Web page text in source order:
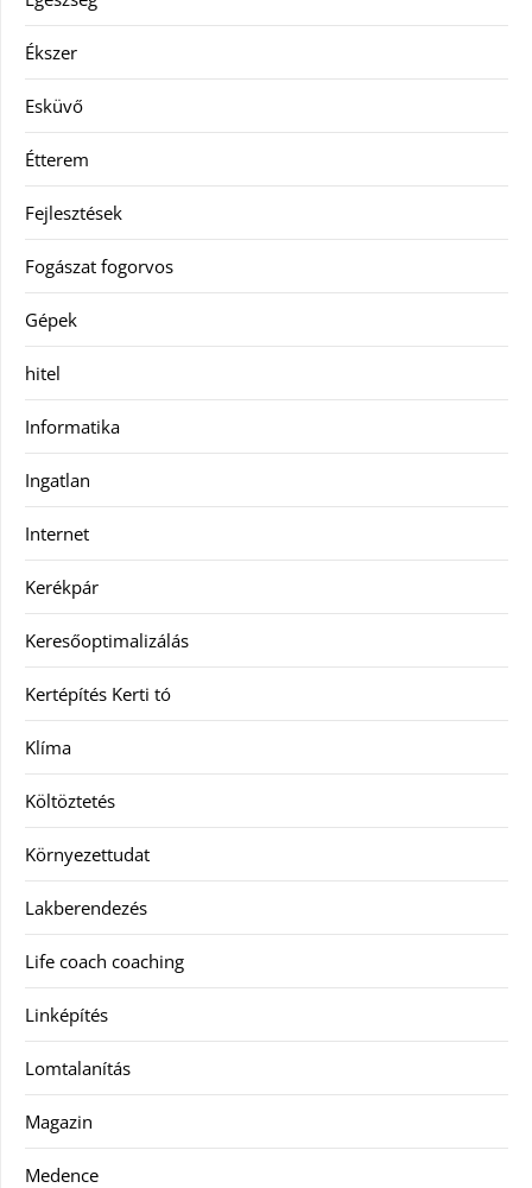
Ékszer
Esküvő
Étterem
Fejlesztések
Fogászat fogorvos
Gépek
hitel
Informatika
Ingatlan
Internet
Kerékpár
Keresőoptimalizálás
Kertépítés Kerti tó
Klíma
Költöztetés
Környezettudat
Lakberendezés
Life coach coaching
Linképítés
Lomtalanítás
Magazin
Medence